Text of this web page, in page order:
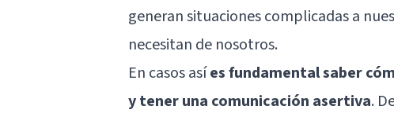
generan situaciones complicadas a
necesitan de nosotros.
En casos asíes fundamental saber
y tener una comunicación asertiva.